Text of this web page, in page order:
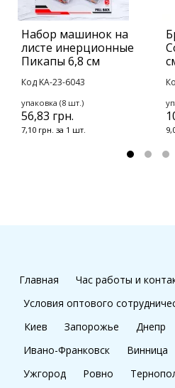
Набор машинок на
листе инерционные
Пикапы 6,8 см
Код KA-23-6043
упаковка (8 шт.)
56,83 грн.
7,10 грн. за 1 шт.
Главная Час работы и
Условия оптового
Киев
Запорожье Днепр
Ивано-Франковск
Винница
Ужгород
Ровно